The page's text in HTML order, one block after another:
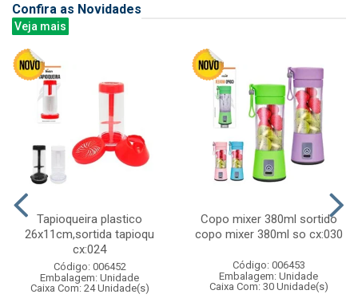
Confira as Novidades
Veja mais
Tapioqueira plastico
26x11cm,sortida tapioqu
cx:024
Código: 006452
Embalagem: Unidade
Caixa Com: 24 Unidade(s)
Copo mixer 380ml sortido
copo mixer 380ml so cx:030
Código: 006453
Embalagem: Unidade
Caixa Com: 30 Unidade(s)